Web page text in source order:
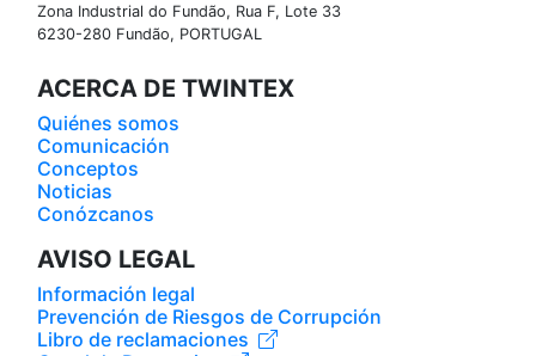
Zona Industrial do Fundão, Rua F, Lote 33
6230-280 Fundão, PORTUGAL
ACERCA DE TWINTEX
Quiénes somos
Comunicación
Conceptos
Noticias
Conózcanos
AVISO LEGAL
Información legal
Prevención de Riesgos de Corrupción
Libro de reclamaciones